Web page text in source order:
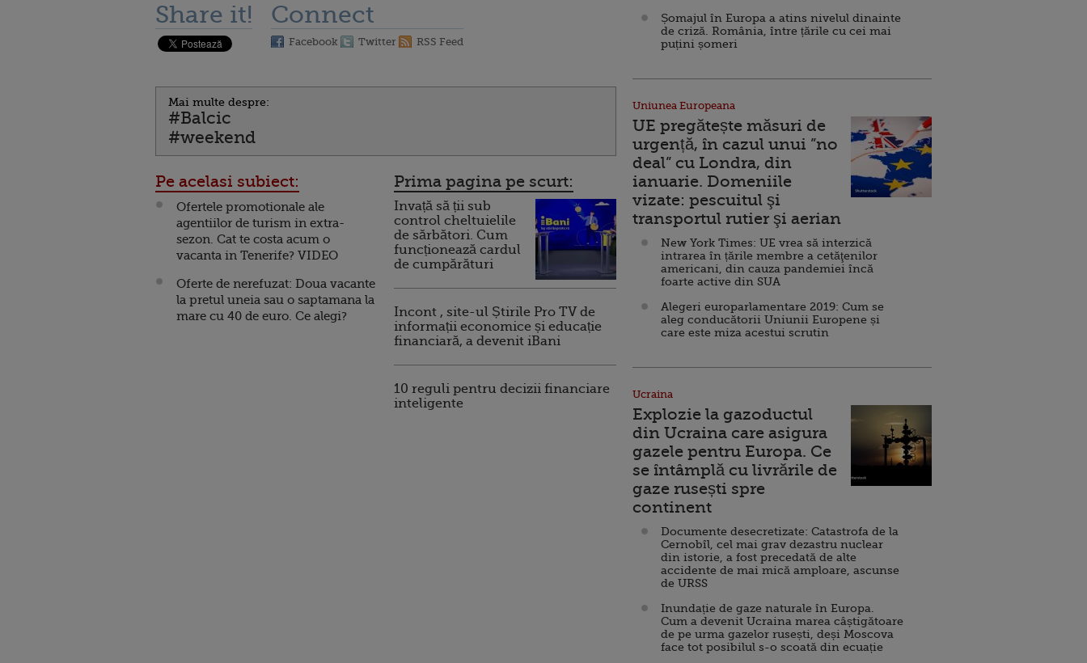
Share it! Connect
Facebook Twitter RSS Feed
Mai multe despre:
#Balcic
#weekend
Pe acelasi subiect:
Ofertele promotionale ale
agentiilor de turism in extra-
sezon. Cat te costa acum o
vacanta in Tenerife? VIDEO
Oferte de nerefuzat: Doua vacante
la pretul uneia sau o saptamana la
mare cu 40 de euro. Ce alegi?
Prima pagina pe scurt:
Invață să ții sub
control cheltuielile
de sărbători. Cum
funcționează cardul
de cumpărături
Incont , site-ul Știrile Pro TV de
informații economice și educație
financiară, a devenit iBani
10 reguli pentru decizii financiare
inteligente
Șomajul în Europa a atins nivelul dinainte
de criză. România, între țările cu cei mai
puțini șomeri
Uniunea Europeana
UE pregătește măsuri de
urgență, în cazul unui ”no
deal” cu Londra, din
ianuarie. Domeniile
vizate: pescuitul şi
transportul rutier şi aerian
New York Times: UE vrea să interzică
intrarea în țările membre a cetăţenilor
americani, din cauza pandemiei încă
foarte active din SUA
Alegeri europarlamentare 2019: Cum se
aleg conducătorii Uniunii Europene și
care este miza acestui scrutin
Ucraina
Explozie la gazoductul
din Ucraina care asigura
gazele pentru Europa. Ce
se întâmplă cu livrările de
gaze rusești spre
continent
Documente desecretizate: Catastrofa de la
Cernobîl, cel mai grav dezastru nuclear
din istorie, a fost precedată de alte
accidente de mai mică amploare, ascunse
de URSS
Inundație de gaze naturale în Europa.
Cum a devenit Ucraina marea câștigătoare
de pe urma gazelor rusești, deși Moscova
face tot posibilul s-o scoată din ecuație